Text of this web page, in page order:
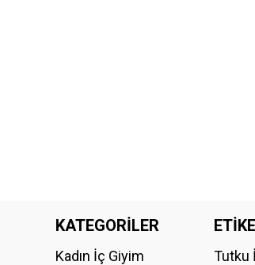
KATEGORİLER
Kadın İç Giyim
Tutku